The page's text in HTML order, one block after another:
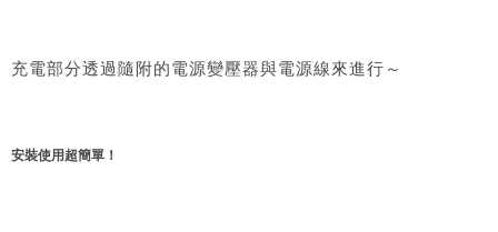
充電部分透過隨附的電源變壓器與電源線來進行～
安裝使用超簡單！